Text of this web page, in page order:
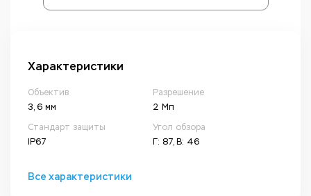
Характеристики
Объектив
3, 6 мм
Разрешение
2 Мп
Стандарт защиты
IP67
Угол обзора
Г: 87, В: 46
Все характеристики